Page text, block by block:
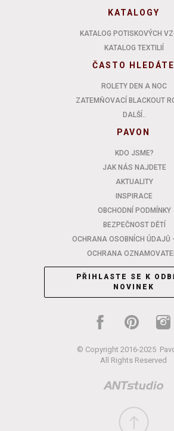
KATALOGY
KATALOG POTISKOVÝCH
KATALOG TEXTILIÍ
ČASTO HLEDÁTE
ROLETY DEN A NOC
ZATEMŇOVACÍ BLACKOUT
DALŠÍ..
PAVON
KDO JSME?
JAK NÁS NAJDETE
AKTUALITY
INSPIRACE
OBCHODNÍ PODMÍNKY
BEZPEČNOST DĚTÍ
OCHRANA OSOBNÍCH ÚDAJŮ
OCHRANA
PŘIHLASTE SE K
NOVINEK
© Copyright 2016-2025
All Rights Reserved